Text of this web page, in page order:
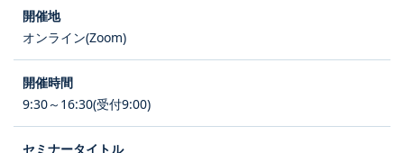
オンライン(Zoom)
9:30～16:30(受付9:00)